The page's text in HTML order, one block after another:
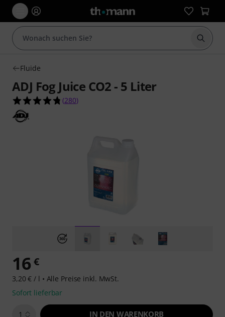
Suche
Fluide
ADJ Fog Juice CO2 - 5 Liter
4.7 von 5 Sternen aus 280 Kundenbewertungen
(280)
16 €
3,20 € / l • Alle Preise inkl. MwSt.
Sofort lieferbar
1 IN DEN WARENKORB